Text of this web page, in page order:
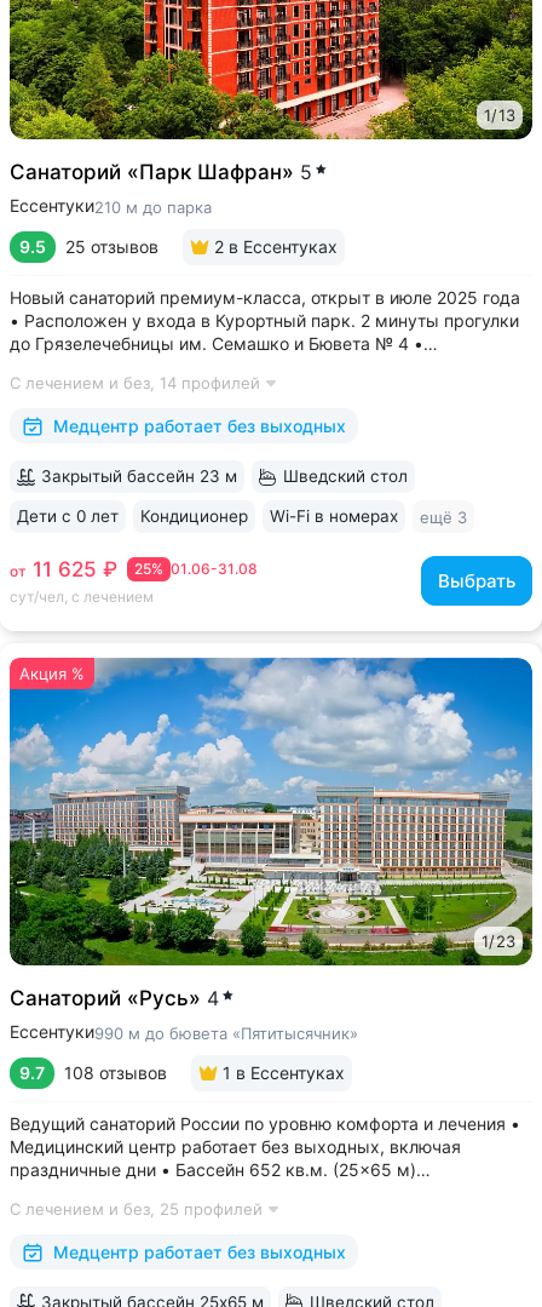
1/13
Санаторий «Парк Шафран» 5
Ессентуки210 м до парка
9.5 25 отзывов 2 в Ессентуках
Новый санаторий премиум-класса, открыт в июле 2025 года
• Расположен у входа в Курортный парк. 2 минуты прогулки
до Грязелечебницы им. Семашко и Бювета № 4 •
Бесплатное посещение включено во все виды путёвок •
Трёхразовое питание...
С лечением и без, 14 профилей
Медцентр работает без выходных
01.06-31.08
25%
от 11 625 ₽
сут/чел, с лечением
Выбрать
Закрытый бассейн 23 м Шведский стол
Дети с 0 лет Кондиционер Wi-Fi в номерах ещё 3
Акция %
1/23
Санаторий «Русь» 4
Ессентуки990 м до бювета «Пятитысячник»
9.7 108 отзывов 1 в Ессентуках
Ведущий санаторий России по уровню комфорта и лечения •
Медицинский центр работает без выходных, включая
праздничные дни • Бассейн 652 кв.м. (25×65 м)
Глубина от 30 до 180 см, есть отдельная детская зона. Рядом
расположены закрытая терраса...
С лечением и без, 25 профилей
Медцентр работает без выходных
Закрытый бассейн 25х65 м Шведский стол